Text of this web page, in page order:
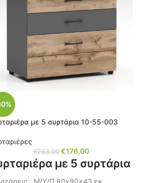
με 5 συρτάρια 10-55-003
€253,00 €176,00
με 5 συρτάρια